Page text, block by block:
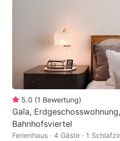
5.0 (1 Bewertung)
Gaîa,
Bahnhofsviertel
Ferienhaus · 4 Gäste · 1